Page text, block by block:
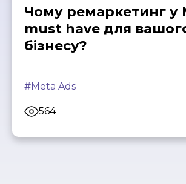
Чому ремаркетинг у
must have для
бізнесу?
#Meta Ads
564